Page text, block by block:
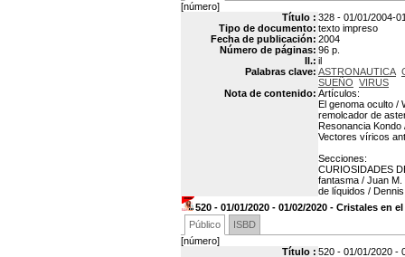
[número]
Título : 328 - 01/01/2004-
Tipo de documento: texto impreso
Fecha de publicación: 2004
Número de páginas: 96 p.
Il.: il
Palabras clave: ASTRONAUTICA
SUEÑO VIRUS
Nota de contenido: Artículos:
El genoma oculto /
remolcador de
Resonancia Kondo
Vectores víricos
Secciones:
CURIOSIDADES
fantasma / Juan M.
de líquidos /
520 - 01/01/2020 - 01/02/2020 - Cristales en
Público
ISBD
[número]
Título : 520 - 01/01/2020 -